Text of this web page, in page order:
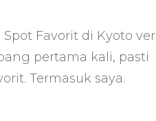
Favorit di Kyoto
pertama kali, pasti
Termasuk saya.